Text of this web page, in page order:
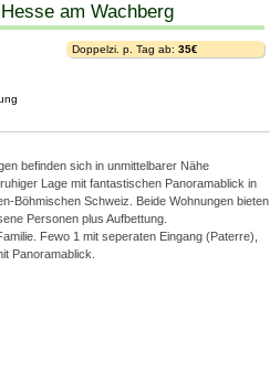
am Wachberg
Doppelzi. p. Tag ab: 35€
befinden sich in unmittelbarer Nähe
Lage mit fantastischen Panoramablick in
Böhmischen Schweiz. Beide Wohnungen bieten
Personen plus Aufbettung.
Fewo 1 mit seperaten Eingang (Paterre),
Panoramablick.